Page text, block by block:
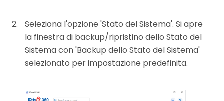
Seleziona l'opzione 'Stato del Sistema'. Si apre
la finestra di backup/ripristino dello Stato del
Sistema con 'Backup dello Stato del Sistema'
selezionato per impostazione predefinita.